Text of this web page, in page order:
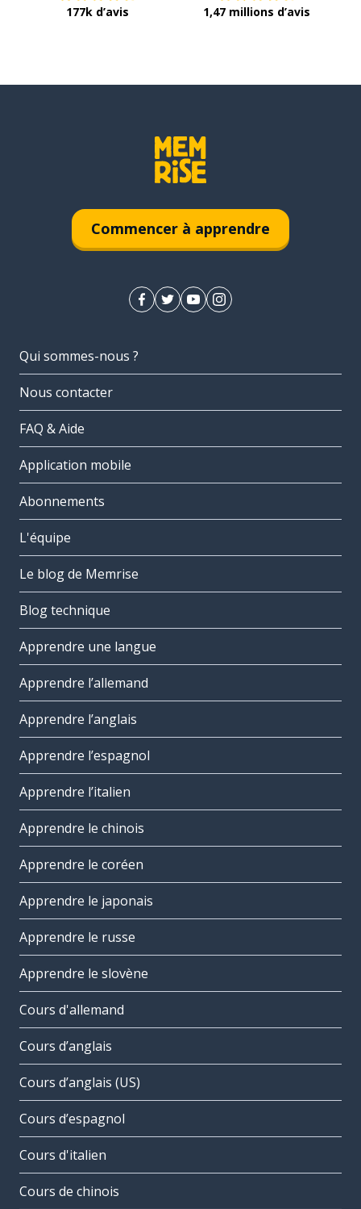
177k d’avis 1,47 millions d’avis
Commencer à apprendre
Qui sommes-nous ?
Nous contacter
FAQ & Aide
Application mobile
Abonnements
L'équipe
Le blog de Memrise
Blog technique
Apprendre une langue
Apprendre l’allemand
Apprendre l’anglais
Apprendre l’espagnol
Apprendre l’italien
Apprendre le chinois
Apprendre le coréen
Apprendre le japonais
Apprendre le russe
Apprendre le slovène
Cours d'allemand
Cours d’anglais
Cours d’anglais (US)
Cours d’espagnol
Cours d'italien
Cours de chinois